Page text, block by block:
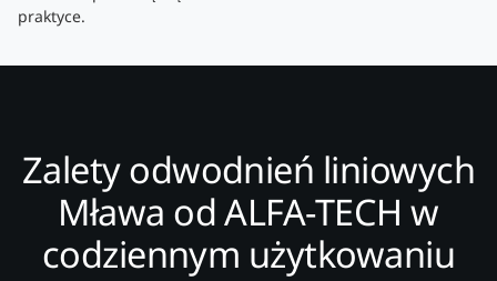
praktyce.
Zalety odwodnień liniowych
Mława od ALFA-TECH w
codziennym użytkowaniu